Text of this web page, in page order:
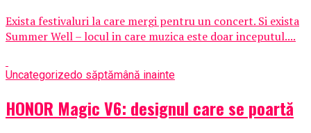
Exista festivaluri la care mergi pentru un concert. Si exista
Summer Well – locul in care muzica este doar inceputul....
Uncategorizedo săptămână inainte
HONOR Magic V6: designul care se poartă